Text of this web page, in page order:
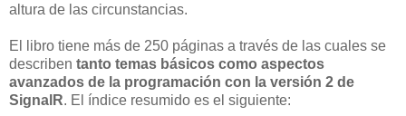
altura de las circunstancias.
El libro tiene más de 250 páginas a través de las cuales se
describen tanto temas básicos como aspectos
avanzados de la programación con la versión 2 de
SignalR. El índice resumido es el siguiente: